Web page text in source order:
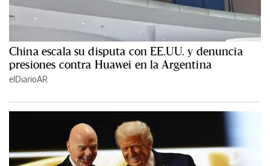
China escala su disputa con EE.UU. y denuncia
presiones contra Huawei en la Argentina
elDiarioAR